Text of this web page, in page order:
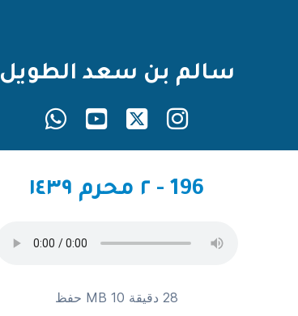
سالم بن سعد الطويل
196 - ٢ محرم ١٤٣٩
28 دقيقة 10 MB حفظ